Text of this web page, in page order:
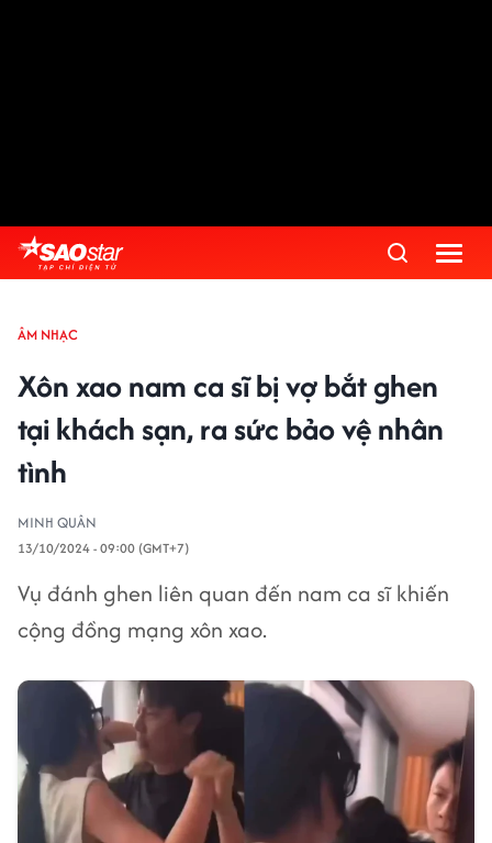
ÂM NHẠC
Xôn xao nam ca sĩ bị vợ bắt ghen
tại khách sạn, ra sức bảo vệ nhân
tình
MINH QUÂN
13/10/2024 - 09:00 (GMT+7)
Vụ đánh ghen liên quan đến nam ca sĩ khiến
cộng đồng mạng xôn xao.